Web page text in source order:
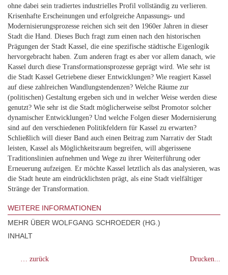
ohne dabei sein tradiertes industrielles Profil vollständig zu verlieren.
Krisenhafte Erscheinungen und erfolgreiche Anpassungs- und
Modernisierungsprozesse reichen sich seit den 1960er Jahren in dieser
Stadt die Hand. Dieses Buch fragt zum einen nach den historischen
Prägungen der Stadt Kassel, die eine spezifische städtische Eigenlogik
hervorgebracht haben. Zum anderen fragt es aber vor allem danach, wie
Kassel durch diese Transformationsprozesse geprägt wird. Wie sehr ist
die Stadt Kassel Getriebene dieser Entwicklungen? Wie reagiert Kassel
auf diese zahlreichen Wandlungstendenzen? Welche Räume zur
(politischen) Gestaltung ergeben sich und in welcher Weise werden diese
genutzt? Wie sehr ist die Stadt möglicherweise selbst Promotor solcher
dynamischer Entwicklungen? Und welche Folgen dieser Modernisierung
sind auf den verschiedenen Politikfeldern für Kassel zu erwarten?
Schließlich will dieser Band auch einen Beitrag zum Narrativ der Stadt
leisten, Kassel als Möglichkeitsraum begreifen, will abgerissene
Traditionslinien aufnehmen und Wege zu ihrer Weiterführung oder
Erneuerung aufzeigen. Er möchte Kassel letztlich als das analysieren, was
die Stadt heute am eindrücklichsten prägt, als eine Stadt vielfältiger
Stränge der Transformation.
WEITERE INFORMATIONEN
MEHR ÜBER WOLFGANG SCHROEDER (HG.)
INHALT
… zurück Drucken...